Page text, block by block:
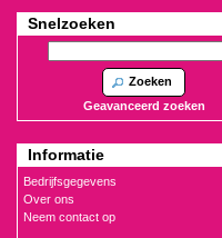
Snelzoeken
Zoeken
Geavanceerd zoeken
Informatie
Bedrijfsgegevens
Over ons
Neem contact op